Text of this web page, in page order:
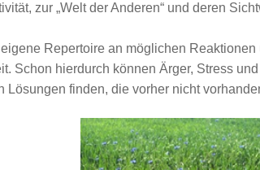
zur „Welt der Anderen“ und deren
Repertoire an möglichen
Schon hierdurch können Ärger, Stress
Lösungen finden, die vorher nicht